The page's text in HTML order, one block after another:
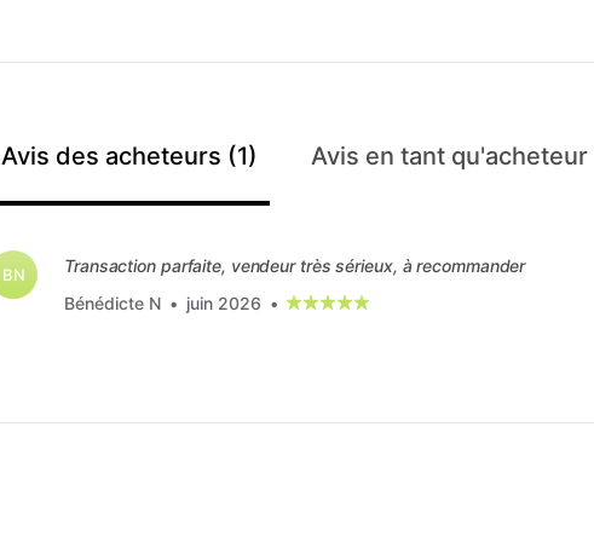
Avis des acheteurs (1) Avis en tant
BN
Transaction parfaite, vendeur très sérieux, à recommander
Bénédicte N • juin 2026 •